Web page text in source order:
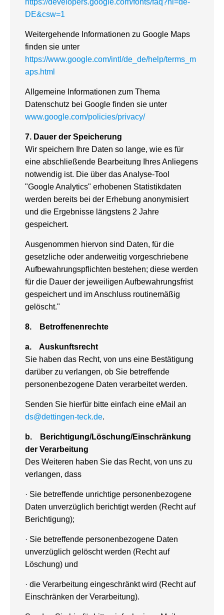
https://developers.google.com/fonts/faq?hl=de-
DE&csw=1
Weitergehende Informationen zu Google Maps
finden sie unter
https://www.google.com/intl/de_de/help/terms_m
aps.html
Allgemeine Informationen zum Thema
Datenschutz bei Google finden sie unter
www.google.com/policies/privacy/
7. Dauer der Speicherung
Wir speichern Ihre Daten so lange, wie es für
eine abschließende Bearbeitung Ihres Anliegens
notwendig ist. Die über das Analyse-Tool
"Google Analytics" erhobenen Statistikdaten
werden bereits bei der Erhebung anonymisiert
und die Ergebnisse längstens 2 Jahre
gespeichert.
Ausgenommen hiervon sind Daten, für die
gesetzliche oder anderweitig vorgeschriebene
Aufbewahrungspflichten bestehen; diese werden
für die Dauer der jeweiligen Aufbewahrungsfrist
gespeichert und im Anschluss routinemäßig
gelöscht."
8. Betroffenenrechte
a. Auskunftsrecht
Sie haben das Recht, von uns eine Bestätigung
darüber zu verlangen, ob Sie betreffende
personenbezogene Daten verarbeitet werden.
Senden Sie hierfür bitte einfach eine eMail an
ds@dettingen-teck.de.
b.
Berichtigung/Löschung/Einschränkung
der Verarbeitung
Des Weiteren haben Sie das Recht, von uns zu
verlangen, dass
· Sie betreffende unrichtige personenbezogene
Daten unverzüglich berichtigt werden (Recht auf
Berichtigung);
· Sie betreffende personenbezogene Daten
unverzüglich gelöscht werden (Recht auf
Löschung) und
· die Verarbeitung eingeschränkt wird (Recht auf
Einschränken der Verarbeitung).